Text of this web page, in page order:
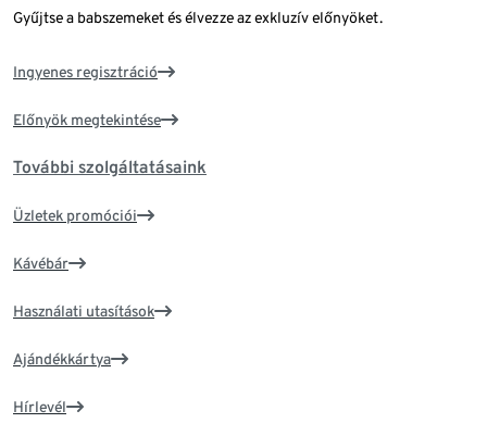
Gyűjtse a babszemeket és élvezze az exkluzív előnyöket.
Ingyenes regisztráció
Előnyök megtekintése
További szolgáltatásaink
Üzletek promóciói
Kávébár
Használati utasítások
Ajándékkártya
Hírlevél